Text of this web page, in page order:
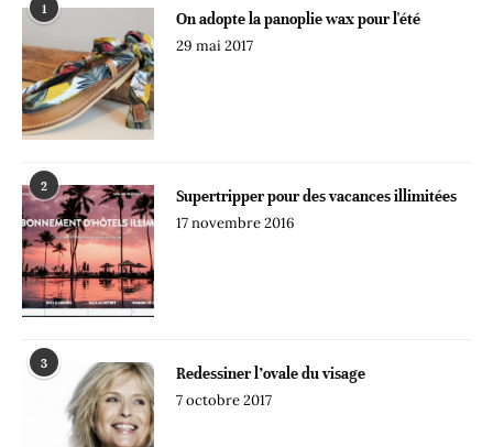
1
On adopte la panoplie wax pour l'été
29 mai 2017
2
Supertripper pour des vacances illimitées
17 novembre 2016
3
Redessiner l’ovale du visage
7 octobre 2017